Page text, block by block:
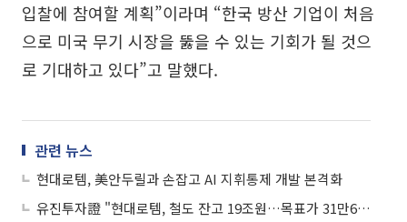
입찰에 참여할 계획”이라며 “한국 방산 기업이 처음
으로 미국 무기 시장을 뚫을 수 있는 기회가 될 것으
로 기대하고 있다”고 말했다.
관련 뉴스
현대로템, 美안두릴과 손잡고 AI 지휘통제 개발 본격화
유진투자證 "현대로템, 철도 잔고 19조원…목표가 31만6000원↑"